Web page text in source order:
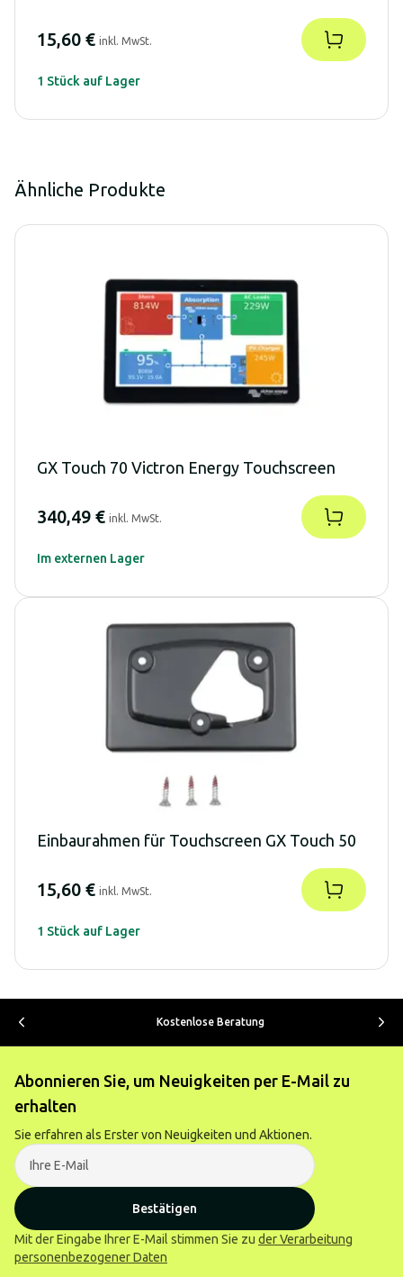
15,60 € inkl. MwSt.
1 Stück auf Lager
Ähnliche Produkte
GX Touch 70 Victron Energy Touchscreen
340,49 € inkl. MwSt.
Im externen Lager
Einbaurahmen für Touchscreen GX Touch 50
15,60 € inkl. MwSt.
1 Stück auf Lager
Kostenlose Beratung
Abonnieren Sie, um Neuigkeiten per E-Mail zu
erhalten
Sie erfahren als Erster von Neuigkeiten und Aktionen.
Bestätigen
Mit der Eingabe Ihrer E-Mail stimmen Sie zu der Verarbeitung
personenbezogener Daten